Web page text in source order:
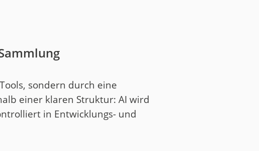
sondern durch eine
einer klaren Struktur: AI wird
in Entwicklungs- und